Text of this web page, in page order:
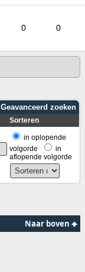
0 0
Geavanceerd zoeken
Sorteren
in oplopende
volgorde
in
aflopende volgorde
Naar boven